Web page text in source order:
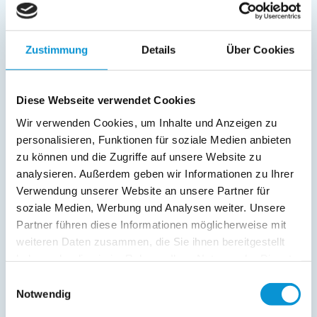
Zustimmung Details Über Cookies
Diese Webseite verwendet Cookies
Wir verwenden Cookies, um Inhalte und Anzeigen zu
personalisieren, Funktionen für soziale Medien anbieten
zu können und die Zugriffe auf unsere Website zu
analysieren. Außerdem geben wir Informationen zu Ihrer
Verwendung unserer Website an unsere Partner für
soziale Medien, Werbung und Analysen weiter. Unsere
Partner führen diese Informationen möglicherweise mit
weiteren Daten zusammen, die Sie ihnen bereitgestellt
Notwendig
Dusche/WC
Fernseher
Außenanlage:
Parkplatz
Balkon
Abstellraum
Service:
Verpflegung: